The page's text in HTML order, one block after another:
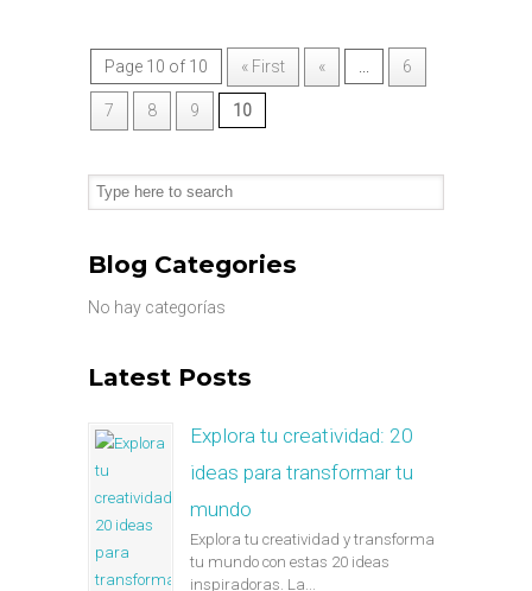
Page 10 of 10 « First « 6
7 8 9 10
Blog Categories
No hay categorías
Latest Posts
Explora tu creatividad: 20
ideas para transformar tu
mundo
Explora tu creatividad y transforma
tu mundo con estas 20 ideas
inspiradoras. La...